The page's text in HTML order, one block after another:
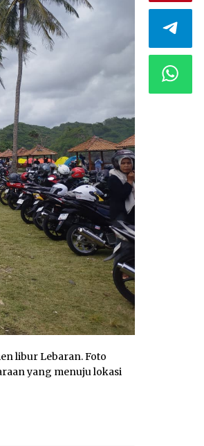
libur Lebaran. Foto
yang menuju lokasi